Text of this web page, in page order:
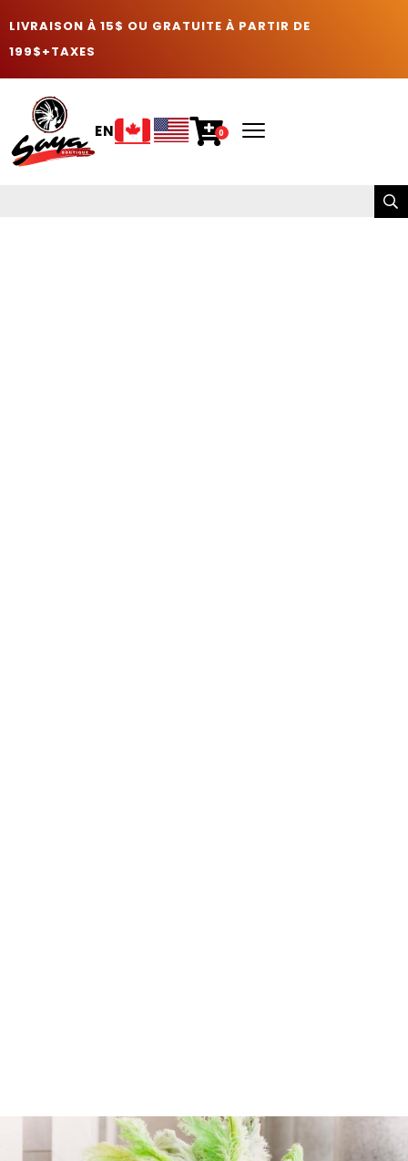
LIVRAISON À 15$ OU GRATUITE À PARTIR DE
199$+TAXES
EN 0